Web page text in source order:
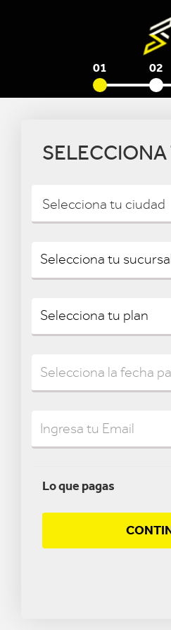
01 02
Selecciona tu ciudad
Lo que pagas